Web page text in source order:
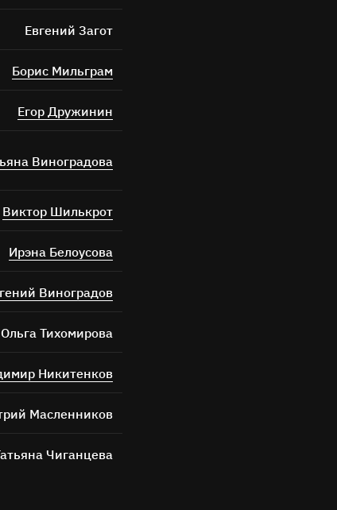
Евгений Загот
Борис Мильграм
Егор Дружинин
Виноградова
Виктор Шилькрот
Ирэна Белоусова
Виноградов
Ольга Тихомирова
Никитенков
Масленников
Чиганцева